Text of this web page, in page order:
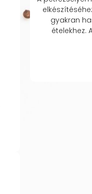
gyakran
ételekhez.